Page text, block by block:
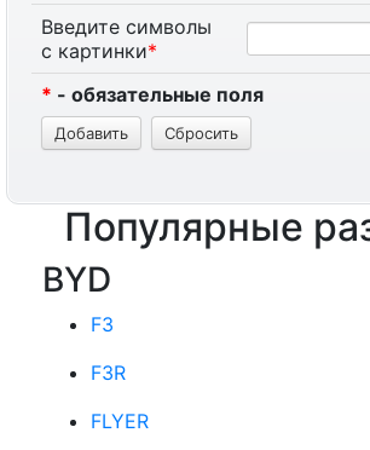
Введите символы
с картинки*
* - обязательные поля
Популярные
BYD
F3
F3R
FLYER